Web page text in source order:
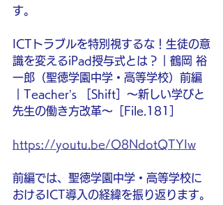
す。
ICTトラブルを特別視するな！生徒の意
識を変えるiPad授与式とは？｜鶴岡 裕
一郎（聖徳学園中学・高等学校）前編
｜Teacher’s ［Shift］〜新しい学びと
先生の働き方改革〜［File.181］
https://youtu.be/O8NdotQTYIw
前編では、聖徳学園中学・高等学校に
おけるICT導入の経緯を振り返ります。